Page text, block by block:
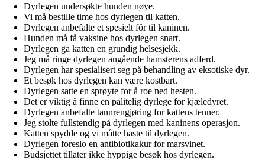
Dyrlegen undersøkte hunden nøye.
Vi må bestille time hos dyrlegen til katten.
Dyrlegen anbefalte et spesielt fôr til kaninen.
Hunden må få vaksine hos dyrlegen snart.
Dyrlegen ga katten en grundig helsesjekk.
Jeg må ringe dyrlegen angående hamsterens adferd.
Dyrlegen har spesialisert seg på behandling av eksotiske dyr.
Et besøk hos dyrlegen kan være kostbart.
Dyrlegen satte en sprøyte for å roe ned hesten.
Det er viktig å finne en pålitelig dyrlege for kjæledyret.
Dyrlegen anbefalte tannrengjøring for kattens tenner.
Jeg stolte fullstendig på dyrlegen med kaninens operasjon.
Katten spydde og vi måtte haste til dyrlegen.
Dyrlegen foreslo en antibiotikakur for marsvinet.
Budsjettet tillater ikke hyppige besøk hos dyrlegen.